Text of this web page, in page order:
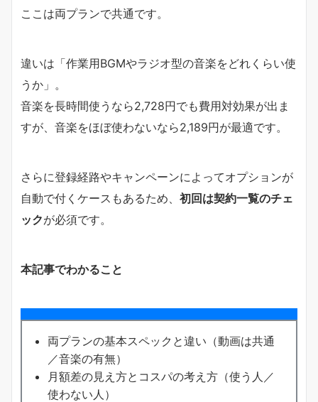
ここは両プランで共通です。
違いは「作業用BGMやラジオ型の音楽をどれくらい使
うか」。
音楽を長時間使うなら2,728円でも費用対効果が出ま
すが、音楽をほぼ使わないなら2,189円が最適です。
さらに登録経路やキャンペーンによってオプションが
自動で付くケースもあるため、 初回は契約一覧のチェ
ックが必須です。
本記事でわかること
両プランの基本スペックと違い（動画は共通
／音楽の有無）
月額差の見え方とコスパの考え方（使う人／
使わない人）